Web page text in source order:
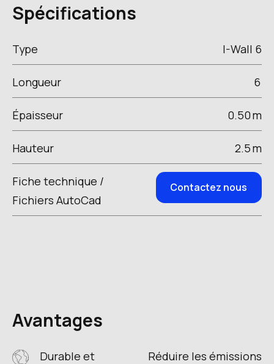
Spécifications
Type I-Wall 6
Longueur 6
Épaisseur 0.50m
Hauteur 2.5m
Fiche technique /
Fichiers AutoCad
Contactez nous
Avantages
Durable et
Réduire les émissions